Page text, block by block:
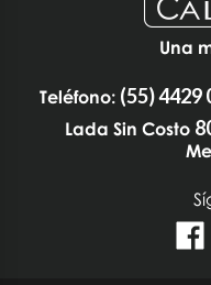
Una
Teléfono: (55) 4429
Lada Sin Costo